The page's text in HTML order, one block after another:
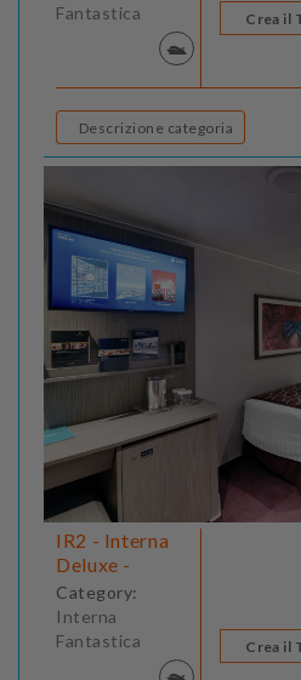
Fantastica
Crea il
Descrizione categoria
IR2 - Interna
Deluxe -
Category:
Interna
Fantastica
Crea il